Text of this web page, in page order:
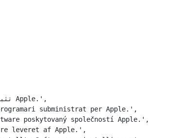
subministrat per Apple.',
poskytovaný společností Apple.',
leveret af Apple.',